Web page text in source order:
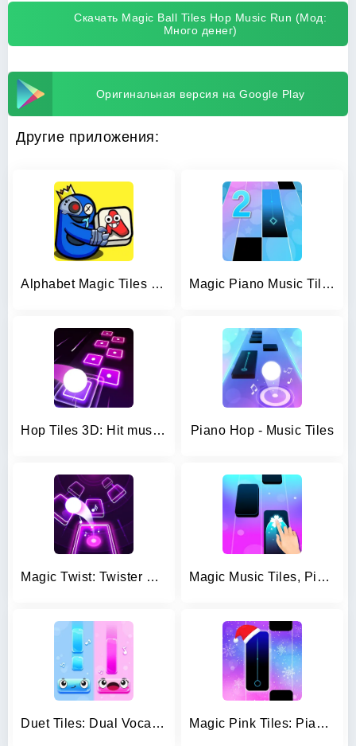
Скачать Magic Ball Tiles Hop Music Run (Мод:
Много денег)
Оригинальная версия на Google Play
Другие приложения:
Alphabet Magic Tiles Match 3D Magic Piano Music Tiles 2
Hop Tiles 3D: Hit music game Piano Hop - Music Tiles
Magic Twist: Twister Music Bal Magic Music Tiles, Piano Tiles
Duet Tiles: Dual Vocal Music Magic Pink Tiles: Piano Game